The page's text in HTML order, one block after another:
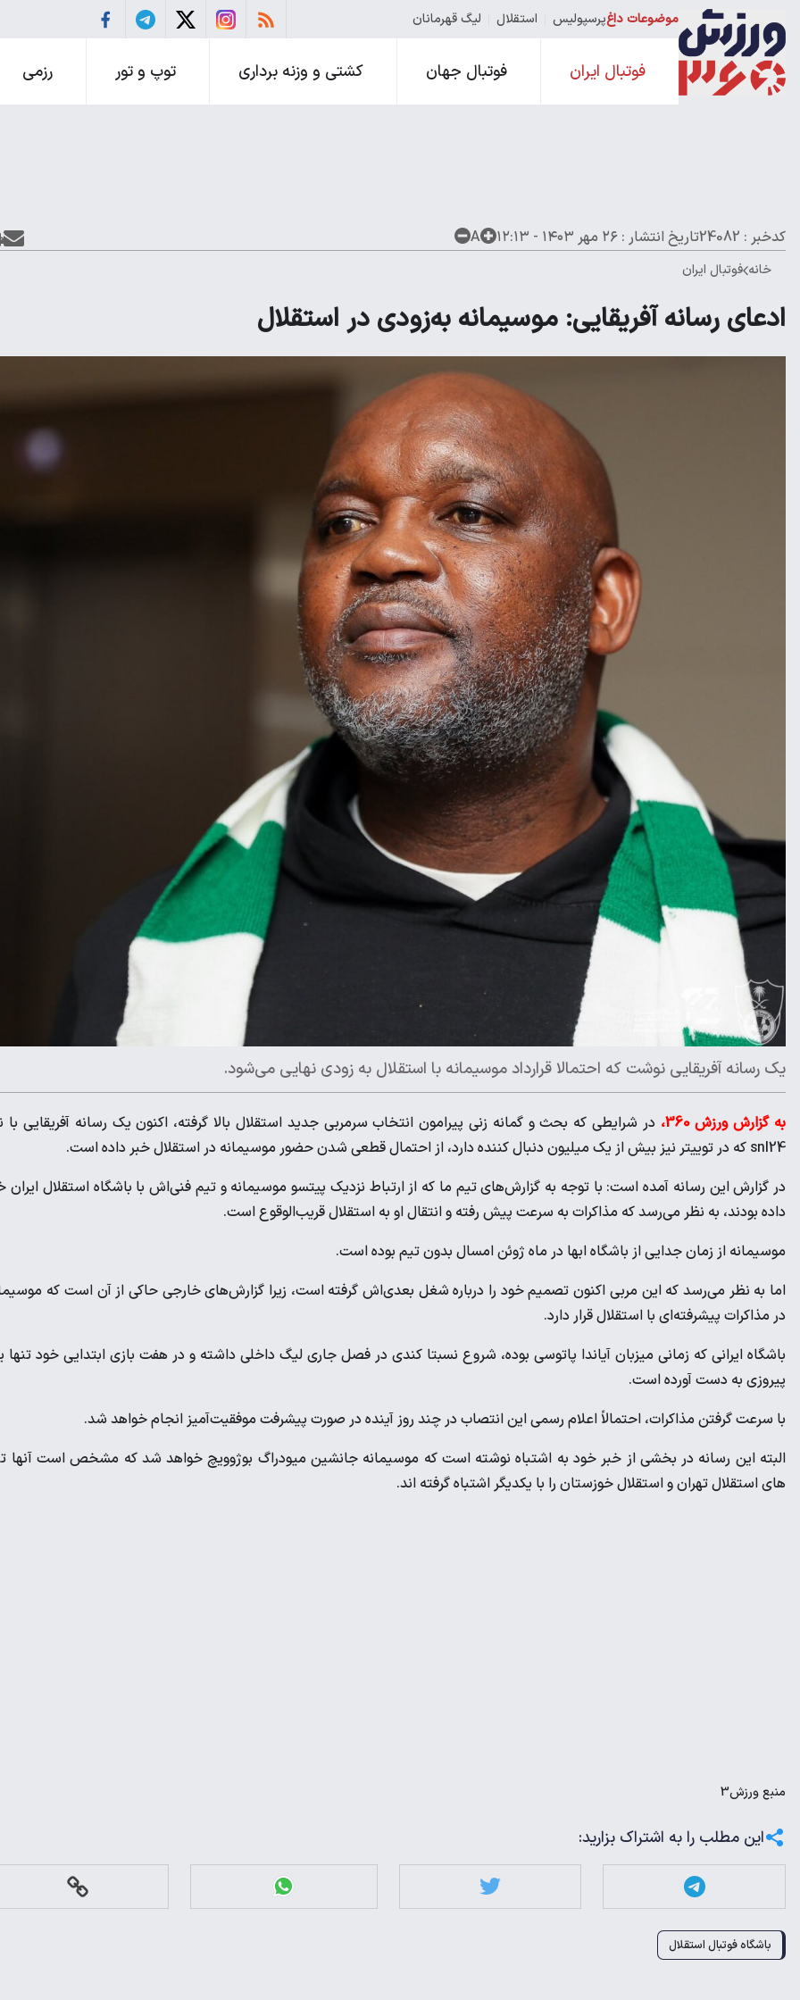
موضوعات داغپرسپولیس استقلال لیگ قهرمانان
فوتبال ایران فوتبال جهان کشتی و وزنه برداری توپ و تور رزمی
کدخبر : 24082 تاریخ انتشار : ۲۶ مهر ۱۴۰۳ - ۱۲:۱۳ A
خانه فوتبال ایران
ادعای رسانه آفریقایی: موسیمانه به‌زودی در استقلال
یک رسانه آفریقایی نوشت که احتمالا قرارداد موسیمانه با استقلال به زودی نهایی می‌شود.
به گزارش ورزش 360،
در شرایطی که بحث و گمانه زنی پیرامون انتخاب سرمربی جدید استقلال بالا گرفته، اکنون یک رسانه آفریقایی با
snl24 که در توییتر نیز بیش از یک میلیون دنبال کننده دارد، از احتمال قطعی شدن حضور موسیمانه در استقلال خبر داده است.
در گزارش این رسانه آمده است: با توجه به گزارش‌های تیم ما که از ارتباط نزدیک پیتسو موسیمانه و تیم فنی‌اش با باشگاه استقلال ایران
داده بودند، به نظر می‌رسد که مذاکرات به سرعت پیش رفته و انتقال او به استقلال قریب‌الوقوع است.
موسیمانه از زمان جدایی از باشگاه ابها در ماه ژوئن امسال بدون تیم بوده است.
اما به نظر می‌رسد که این مربی اکنون تصمیم خود را درباره شغل بعدی‌اش گرفته است، زیرا گزارش‌های خارجی حاکی از آن است که
در مذاکرات پیشرفته‌ای با استقلال قرار دارد.
باشگاه ایرانی که زمانی میزبان آیاندا پاتوسی بوده، شروع نسبتا کندی در فصل جاری لیگ داخلی داشته و در هفت بازی ابتدایی خود
پیروزی به دست آورده است.
با سرعت گرفتن مذاکرات، احتمالاً اعلام رسمی این انتصاب در چند روز آینده در صورت پیشرفت موفقیت‌آمیز انجام خواهد شد.
البته این رسانه در بخشی از خبر خود به اشتباه نوشته است که موسیمانه جانشین میودراگ بوژوویچ خواهد شد که مشخص است آنها
های استقلال تهران و استقلال خوزستان را با یکدیگر اشتباه گرفته اند.
منبعورزش3
این مطلب را به اشتراک بزارید:
باشگاه فوتبال استقلال